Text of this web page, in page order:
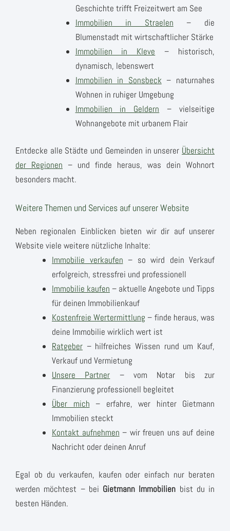
Geschichte trifft Freizeitwert am See
Immobilien in Straelen – die
Blumenstadt mit wirtschaftlicher Stärke
Immobilien in Kleve – historisch,
dynamisch, lebenswert
Immobilien in Sonsbeck – naturnahes
Wohnen in ruhiger Umgebung
Immobilien in Geldern – vielseitige
Wohnangebote mit urbanem Flair
Entdecke alle Städte und Gemeinden in unserer Übersicht
der Regionen – und finde heraus, was dein Wohnort
besonders macht.
Weitere Themen und Services auf unserer Website
Neben regionalen Einblicken bieten wir dir auf unserer
Website viele weitere nützliche Inhalte:
Immobilie verkaufen – so wird dein Verkauf
erfolgreich, stressfrei und professionell
Immobilie kaufen – aktuelle Angebote und Tipps
für deinen Immobilienkauf
Kostenfreie Wertermittlung – finde heraus, was
deine Immobilie wirklich wert ist
Ratgeber – hilfreiches Wissen rund um Kauf,
Verkauf und Vermietung
Unsere Partner – vom Notar bis zur
Finanzierung professionell begleitet
Über mich – erfahre, wer hinter Gietmann
Immobilien steckt
Kontakt aufnehmen – wir freuen uns auf deine
Nachricht oder deinen Anruf
Egal ob du verkaufen, kaufen oder einfach nur beraten
werden möchtest – bei Gietmann Immobilien bist du in
besten Händen.